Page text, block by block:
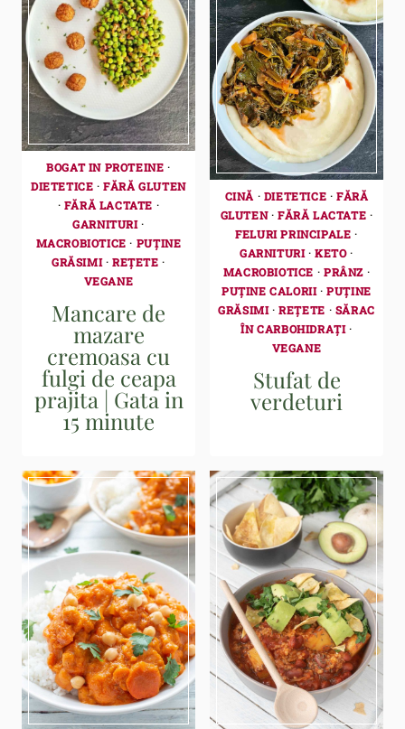
BOGAT IN PROTEINE ·
DIETETICE ·FĂRĂ GLUTEN
· FĂRĂ LACTATE ·
GARNITURI·
MACROBIOTICE · PUȚINE
GRĂSIMI·REȚETE ·
VEGANE
Mancare de
mazare
cremoasa cu
fulgi de ceapa
prajita | Gata in
15 minute
CINĂ · DIETETICE ·FĂRĂ
GLUTEN· FĂRĂ LACTATE ·
FELURI PRINCIPALE ·
GARNITURI·KETO·
MACROBIOTICE · PRÂNZ·
PUȚINE CALORII·PUȚINE
GRĂSIMI·REȚETE · SĂRAC
ÎN CARBOHIDRAȚI·
VEGANE
Stufat de
verdeturi